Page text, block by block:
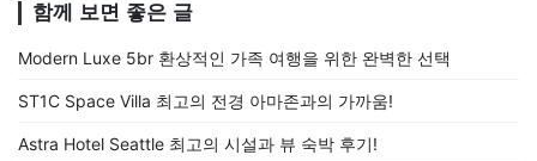
함께 보면 좋은 글
Modern Luxe 5br 환상적인 가족 여행을 위한 완벽한 선택
ST1C Space Villa 최고의 전경 아마존과의 가까움!
Astra Hotel Seattle 최고의 시설과 뷰 숙박 후기!